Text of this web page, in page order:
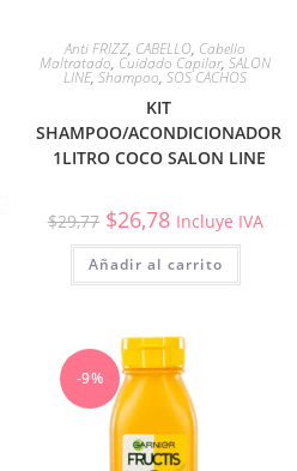
Anti FRIZZ, CABELLO, Cabello
Maltratado, Cuidado Capilar,SALON
LINE,Shampoo,SOS CACHOS
KIT
SHAMPOO/ACONDICIONADOR
1LITRO COCO SALON LINE
$29,77 $26,78 Incluye IVA
Añadir al carrito
-9%